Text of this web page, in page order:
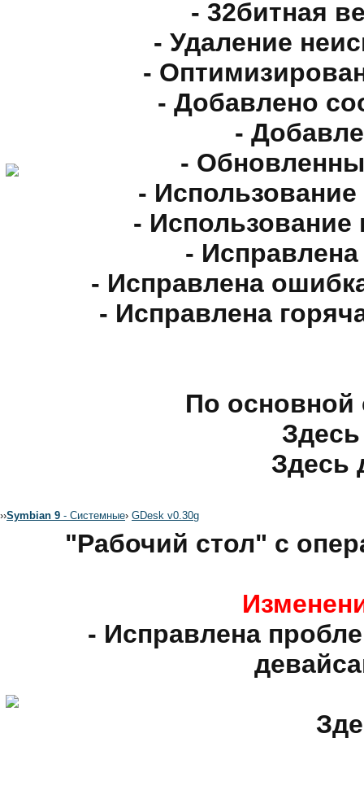
- 32битная
- Удаление
-
- Добавлено
-
-
-
- Использование
-
- Исправлена
- Исправлена
По основной
Здесь
››Symbian 9 - Системные› GDesk v0.30g
"Рабочий стол" с
- Исправлена